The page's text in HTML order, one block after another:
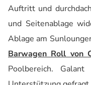
Auftritt und
und Seitenablage
Ablage am
Barwagen Roll von
Poolbereich.